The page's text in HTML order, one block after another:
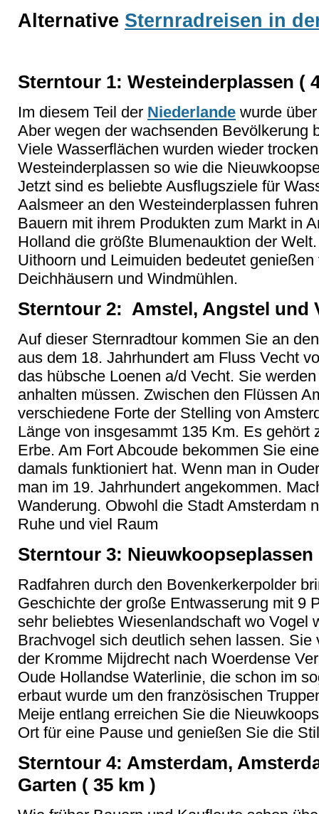
Alternative Sternradreisen in
Sterntour 1: Westeinderplassen (
Im diesem Teil der Niederlande wurde
Aber wegen der wachsenden Bevölkerung
Viele Wasserflächen wurden wieder
Westeinderplassen so wie die
Jetzt sind es beliebte Ausflugsziele für
Aalsmeer an den Westeinderplassen
Bauern mit ihrem Produkten zum Markt in
Holland die größte Blumenauktion der
Uithoorn und Leimuiden bedeutet
Deichhäusern und Windmühlen.
Sterntour 2: Amstel, Angstel und
Auf dieser Sternradtour kommen Sie an
aus dem 18. Jahrhundert am Fluss Vecht
das hübsche Loenen a/d Vecht. Sie
anhalten müssen. Zwischen den Flüssen
verschiedene Forte der Stelling von
Länge von insgesammt 135 Km. Es gehört
Erbe. Am Fort Abcoude bekommen Sie
damals funktioniert hat. Wenn man in
man im 19. Jahrhundert angekommen.
Wanderung. Obwohl die Stadt Amsterdam
Ruhe und viel Raum
Sterntour 3: Nieuwkoopseplassen
Radfahren durch den Bovenkerkerpolder
Geschichte der große Entwasserung mit 9
sehr beliebtes Wiesenlandschaft wo Vogel
Brachvogel sich deutlich sehen lassen.
der Kromme Mijdrecht nach Woerdense
Oude Hollandse Waterlinie, die schon im
erbaut wurde um den französischen
Meije entlang erreichen Sie die
Ort für eine Pause und genießen Sie die
Sterntour 4: Amsterdam,
Garten ( 35 km )